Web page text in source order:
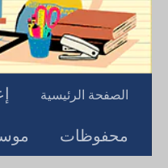
الصفحة الرئيسية
محفوظات